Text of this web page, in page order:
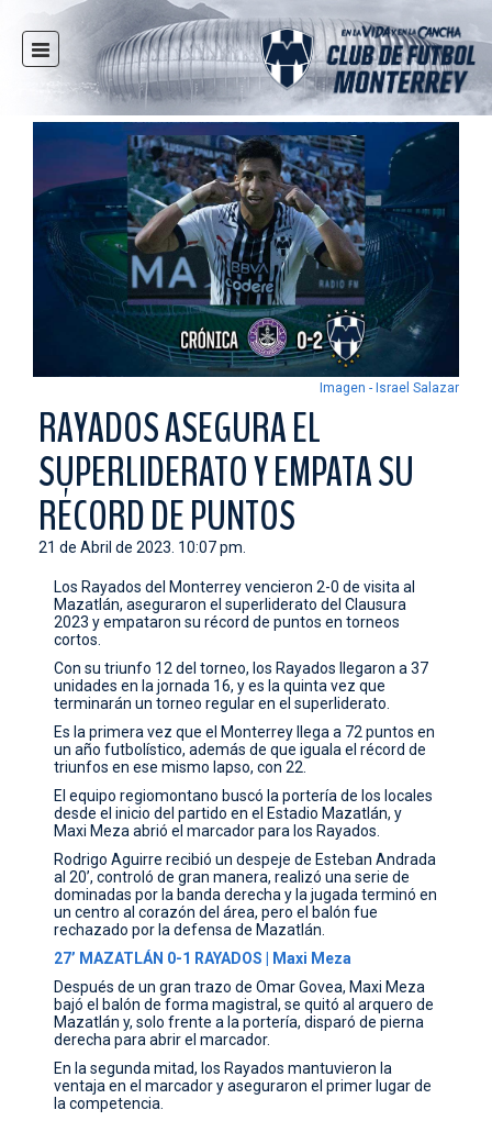
INICIO
NOTICIAS
MULTIMEDIA
RAYADOS
RAYADAS
FUERZAS BÁSICAS
RESPONSABILIDAD SOCIAL
TAQUILLA
TIENDA
ESTADIO
PRENSA
CONTACTO
Imagen - Israel Salazar
RAYADOS ASEGURA EL
SUPERLIDERATO Y EMPATA SU
RÉCORD DE PUNTOS
21 de Abril de 2023. 10:07 pm.
Los Rayados del Monterrey vencieron 2-0 de visita al
Mazatlán, aseguraron el superliderato del Clausura
2023 y empataron su récord de puntos en torneos
cortos.
Con su triunfo 12 del torneo, los Rayados llegaron a 37
unidades en la jornada 16, y es la quinta vez que
terminarán un torneo regular en el superliderato.
Es la primera vez que el Monterrey llega a 72 puntos en
un año futbolístico, además de que iguala el récord de
triunfos en ese mismo lapso, con 22.
El equipo regiomontano buscó la portería de los locales
desde el inicio del partido en el Estadio Mazatlán, y
Maxi Meza abrió el marcador para los Rayados.
Rodrigo Aguirre recibió un despeje de Esteban Andrada
al 20’, controló de gran manera, realizó una serie de
dominadas por la banda derecha y la jugada terminó en
un centro al corazón del área, pero el balón fue
rechazado por la defensa de Mazatlán.
27’ MAZATLÁN 0-1 RAYADOS | Maxi Meza
Después de un gran trazo de Omar Govea, Maxi Meza
bajó el balón de forma magistral, se quitó al arquero de
Mazatlán y, solo frente a la portería, disparó de pierna
derecha para abrir el marcador.
En la segunda mitad, los Rayados mantuvieron la
ventaja en el marcador y aseguraron el primer lugar de
la competencia.